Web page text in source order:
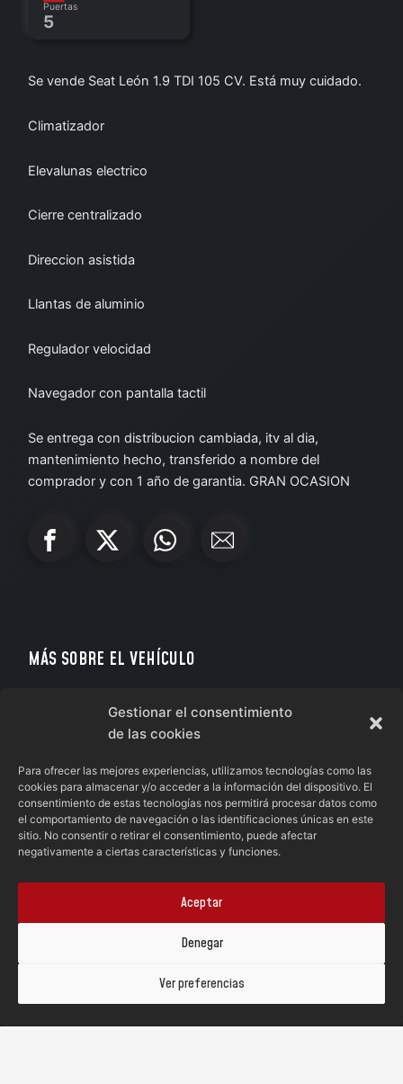
Abrir barra de herramientas
Gestionar el consentimiento
de las cookies
Para ofrecer las mejores experiencias, utilizamos tecnologías como las
cookies para almacenar y/o acceder a la información del dispositivo. El
consentimiento de estas tecnologías nos permitirá procesar datos como
el comportamiento de navegación o las identificaciones únicas en este
sitio. No consentir o retirar el consentimiento, puede afectar
negativamente a ciertas características y funciones.
Aceptar
Denegar
Ver preferencias
Puertas
5
Se vende Seat León 1.9 TDI 105 CV. Está muy cuidado.
Climatizador
Elevalunas electrico
Cierre centralizado
Direccion asistida
Llantas de aluminio
Regulador velocidad
Navegador con pantalla tactil
Se entrega con distribucion cambiada, itv al dia,
mantenimiento hecho, transferido a nombre del
comprador y con 1 año de garantia. GRAN OCASION
MÁS SOBRE EL VEHÍCULO
Haz clic para aceptar cookies de marketing y permitir este
contenido